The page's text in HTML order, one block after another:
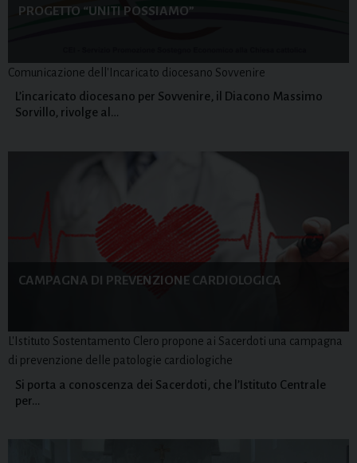
PROGETTO “UNITI POSSIAMO”
Comunicazione dell'Incaricato diocesano Sovvenire
L’incaricato diocesano per Sovvenire, il Diacono Massimo
Sorvillo, rivolge al…
CAMPAGNA DI PREVENZIONE CARDIOLOGICA
L'Istituto Sostentamento Clero propone ai Sacerdoti una campagna
di prevenzione delle patologie cardiologiche
Si porta a conoscenza dei Sacerdoti, che l’Istituto Centrale
per…